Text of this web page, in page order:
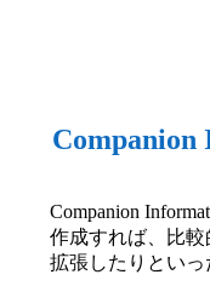
Companion
作成すれば、比
拡張したりといっ